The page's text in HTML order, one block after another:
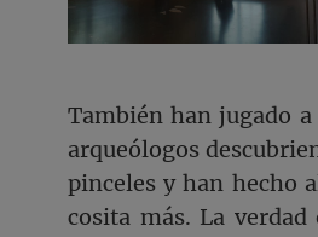
También han jugado
arqueólogos
pinceles y han hecho
cosita más. La verdad